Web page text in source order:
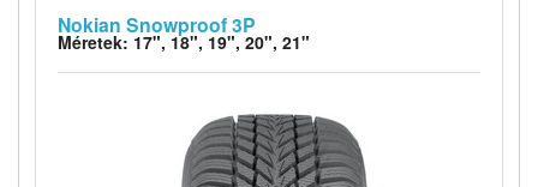
Nokian Snowproof 3P
Méretek: 17", 18", 19", 20", 21"